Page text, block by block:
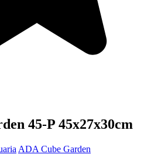
45-P 45x27x30cm
ADA Cube Garden